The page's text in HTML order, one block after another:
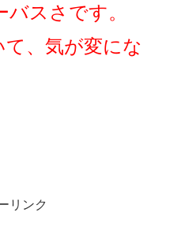
スさです。
、気が変にな
リンク